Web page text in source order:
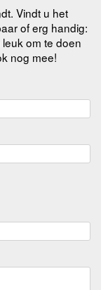
Vindt u het
of erg handig:
om te doen
nog mee!